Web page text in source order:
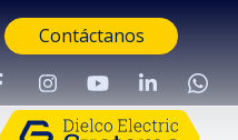
Contáctanos